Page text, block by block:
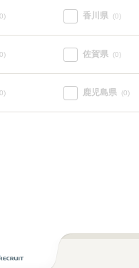
香川県 (0)
佐賀県 (0)
鹿児島県 (0)